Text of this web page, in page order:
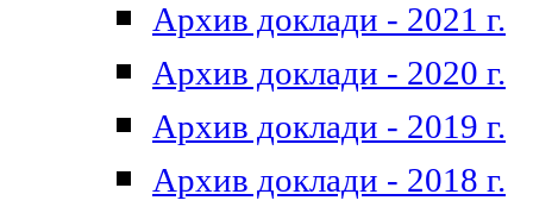
Архив доклади - 2021 г.
Архив доклади - 2020 г.
Архив доклади - 2019 г.
Архив доклади - 2018 г.